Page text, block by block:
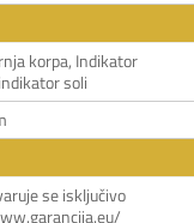
korpa, Indikator
soli
se isključivo